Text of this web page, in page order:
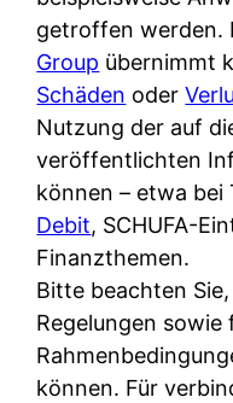
h
?
n
i
e
r
e
n
r
u
s
s
i
s
W
a
s
i
s
t
w
i
r
k
l
i
n
n
d
e
r
S
c
h
u
t
z
d
e
getroffen werden.
Group übernimmt
Schäden oder
Nutzung der auf
veröffentlichten
können – etwa bei
Debit, SCHUFA-
Finanzthemen.
Bitte beachten
Regelungen sowie
können. Für